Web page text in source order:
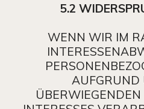
5.2
WENN WIR IM
AUFGRUND